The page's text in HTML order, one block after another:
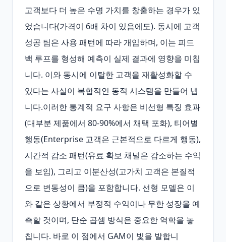
고객보다 더 높은 수명 가치를 창출하는 경우가 있
었습니다(가격이 6배 차이 있음에도). 동시에 고객
성공 팀은 사용 패턴에 따라 개입하며, 이는 피드
백 루프를 형성해 예측이 실제 결과에 영향을 미칩
니다. 이와 동시에 이탈한 고객을 재활성화할 수
있다는 사실이 복합적인 동적 시스템을 만들어 냅
니다.이러한 통계적 요구 사항은 비선형 특징 효과
(대부분 제품에서 80-90%에서 채택 포화), 티어별
행동(Enterprise 고객은 근본적으로 다르게 행동),
시간적 감소 패턴(유료 확보 채널은 감소하는 수익
을 보임), 그리고 이분산성(고가치 고객은 본질적
으로 변동성이 큼)을 포함합니다. 선형 모델은 이
와 같은 상황에서 부정적 수익이나 무한 성장을 예
측할 것이며, 단순 곱셈 방식은 중요한 역학을 놓
칩니다. 바로 이 점에서 GAM이 빛을 발합니